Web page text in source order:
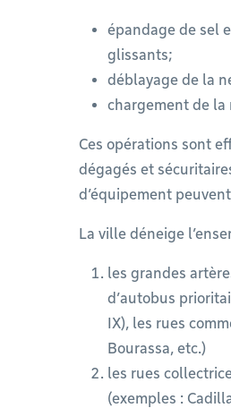
épandage de sel
glissants;
déblayage de la
chargement de la
Ces opérations sont
dégagés et
d’équipement
La ville déneige
les grandes
d’autobus
IX), les rues
Bourassa, etc.)
les rues
(exemples :